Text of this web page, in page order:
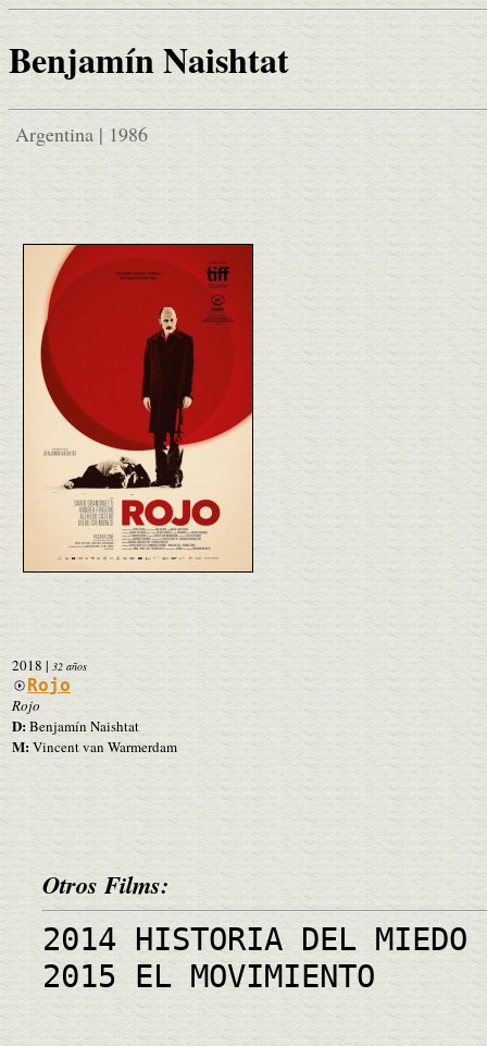
Benjamín Naishtat
Argentina | 1986
2018 | 32 años
Rojo
Rojo
D:Benjamín Naishtat
M:Vincent van Warmerdam
Otros Films:
2014 HISTORIA DEL MIEDO
2015 EL MOVIMIENTO